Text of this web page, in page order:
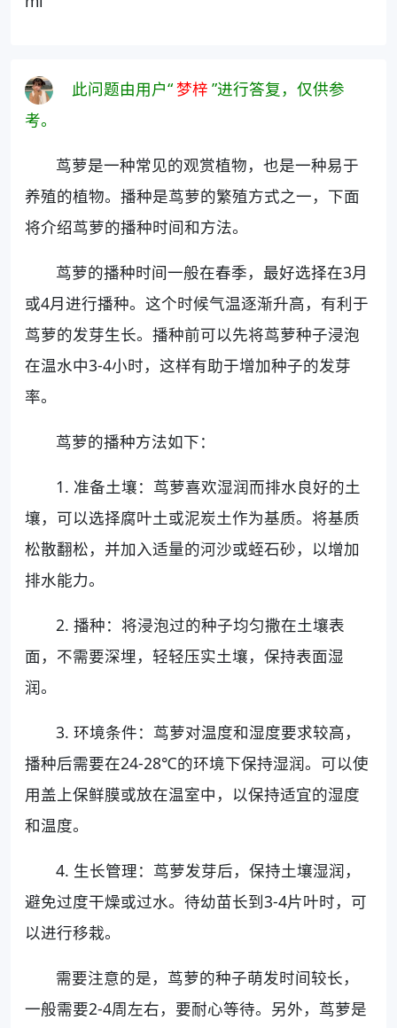
此问题由用户“梦梓 ”进行答复，仅供参
考。
茑萝是一种常见的观赏植物，也是一种易于
养殖的植物。播种是茑萝的繁殖方式之一，下面
将介绍茑萝的播种时间和方法。
茑萝的播种时间一般在春季，最好选择在3月
或4月进行播种。这个时候气温逐渐升高，有利于
茑萝的发芽生长。播种前可以先将茑萝种子浸泡
在温水中3-4小时，这样有助于增加种子的发芽
率。
茑萝的播种方法如下：
1. 准备土壤：茑萝喜欢湿润而排水良好的土
壤，可以选择腐叶土或泥炭土作为基质。将基质
松散翻松，并加入适量的河沙或蛭石砂，以增加
排水能力。
2. 播种：将浸泡过的种子均匀撒在土壤表
面，不需要深埋，轻轻压实土壤，保持表面湿
润。
3. 环境条件：茑萝对温度和湿度要求较高，
播种后需要在24-28℃的环境下保持湿润。可以使
用盖上保鲜膜或放在温室中，以保持适宜的湿度
和温度。
4. 生长管理：茑萝发芽后，保持土壤湿润，
避免过度干燥或过水。待幼苗长到3-4片叶时，可
以进行移栽。
需要注意的是，茑萝的种子萌发时间较长，
一般需要2-4周左右，要耐心等待。另外，茑萝是